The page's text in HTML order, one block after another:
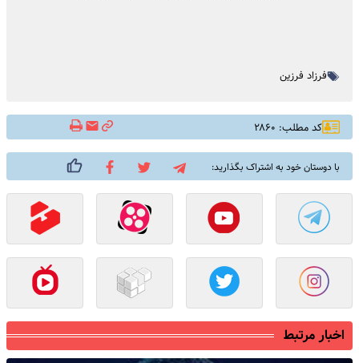
فرزاد فرزین
کد مطلب: ۲۸۶۰
با دوستان خود به اشتراک بگذارید:
اخبار مرتبط